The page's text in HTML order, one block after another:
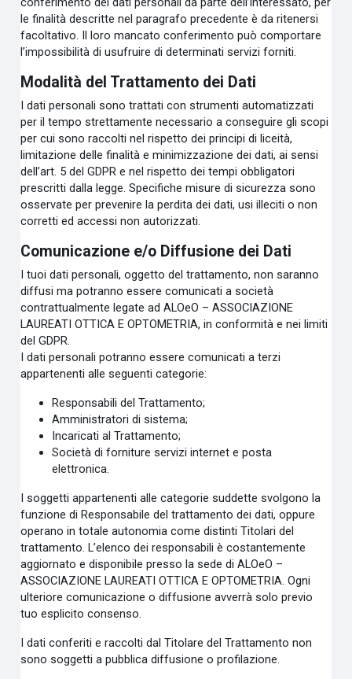
le finalità descritte nel paragrafo precedente è da ritenersi
facoltativo. Il loro mancato conferimento può comportare
l’impossibilità di usufruire di determinati servizi forniti.
Modalità del Trattamento dei Dati
I dati personali sono trattati con strumenti automatizzati
per il tempo strettamente necessario a conseguire gli scopi
per cui sono raccolti nel rispetto dei principi di liceità,
limitazione delle finalità e minimizzazione dei dati, ai sensi
dell’art. 5 del GDPR e nel rispetto dei tempi obbligatori
prescritti dalla legge. Specifiche misure di sicurezza sono
osservate per prevenire la perdita dei dati, usi illeciti o non
corretti ed accessi non autorizzati.
Comunicazione e/o Diffusione dei Dati
I tuoi dati personali, oggetto del trattamento, non saranno
diffusi ma potranno essere comunicati a società
contrattualmente legate ad ALOeO – ASSOCIAZIONE
LAUREATI OTTICA E OPTOMETRIA, in conformità e nei limiti
del GDPR.
I dati personali potranno essere comunicati a terzi
appartenenti alle seguenti categorie:
Responsabili del Trattamento;
Amministratori di sistema;
Incaricati al Trattamento;
Società di forniture servizi internet e posta
elettronica.
I soggetti appartenenti alle categorie suddette svolgono la
funzione di Responsabile del trattamento dei dati, oppure
operano in totale autonomia come distinti Titolari del
trattamento. L’elenco dei responsabili è costantemente
aggiornato e disponibile presso la sede di ALOeO –
ASSOCIAZIONE LAUREATI OTTICA E OPTOMETRIA. Ogni
ulteriore comunicazione o diffusione avverrà solo previo
tuo esplicito consenso.
I dati conferiti e raccolti dal Titolare del Trattamento non
sono soggetti a pubblica diffusione o profilazione.